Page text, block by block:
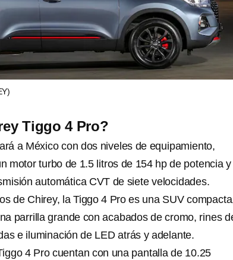
Tiggo 4 Pro?
a México con dos niveles de equipamiento,
motor turbo de 1.5 litros de 154 hp de potencia
automática CVT de siete velocidades.
de Chirey, la Tiggo 4 Pro es una SUV
parrilla grande con acabados de cromo, rines
e iluminación de LED atrás y adelante.
4 Pro cuentan con una pantalla de 10.25